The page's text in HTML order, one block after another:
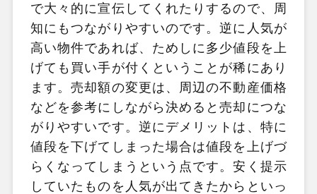
で大々的に宣伝してくれたりするので、周
知にもつながりやすいのです。逆に人気が
高い物件であれば、ためしに多少値段を上
げても買い手が付くということが稀にあり
ます。売却額の変更は、周辺の不動産価格
などを参考にしながら決めると売却につな
がりやすいです。逆にデメリットは、特に
値段を下げてしまった場合は値段を上げづ
らくなってしまうという点です。安く提示
していたものを人気が出てきたからといっ